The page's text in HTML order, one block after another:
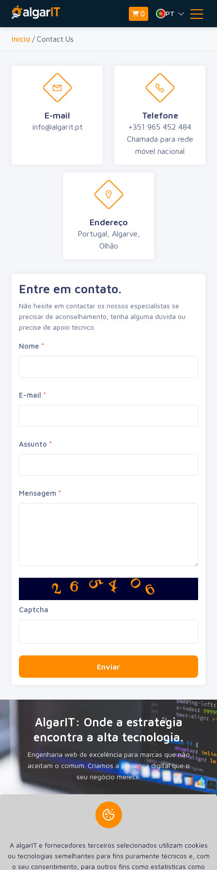
0 PT
Inicio / Contact Us
E-mail
info@algarit.pt
Telefone
+351 965 452 484
Chamada para rede
móvel nacional
Endereço
Portugal, Algarve,
Olhão
Entre em contato.
Não hesite em contactar os nossos especialistas se
precisar de aconselhamento, tenha alguma dúvida ou
precise de apoio técnico.
Nome *
E-mail *
Assunto *
Mensagem *
26 54 0
6
Captcha
Enviar
AlgarIT: Onde a estratégia
encontra a alta tecnologia.
Engenharia web de excelência para marcas que não
aceitam o comum. Criamos a presença digital que o
seu negócio merece.
online Aplicações Android e Apple iOS. Hospedagem SSD de
alta performance e Registro de Domínios.
A algarIT e fornecedores terceiros selecionados utilizam cookies
ou tecnologias semelhantes para fins puramente técnicos e, com
o seu consentimento, para outros fins como estatísticas como